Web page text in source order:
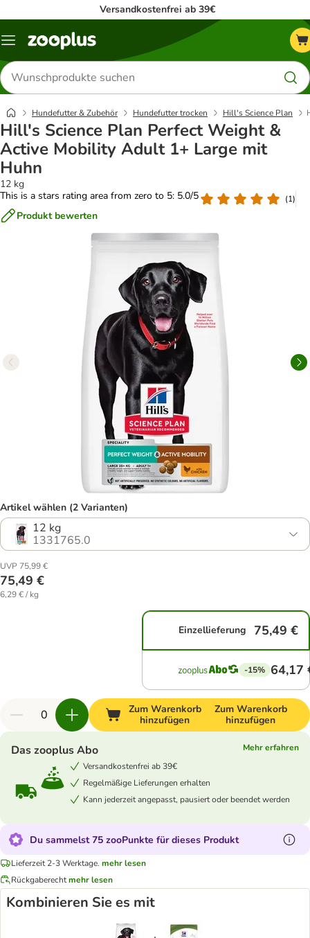
Versandkostenfrei ab 39€
Menü
Produkte
suchen
Hundefutter & Zubehör Hundefutter trocken Hill's Science Plan
Hill's Science Plan Perfect Weight &
Active Mobility Adult 1+ Large mit
Huhn
12 kg
This is a stars rating area from zero to 5: 5.0/5
(1)
Produkt bewerten
Artikel wählen (2 Varianten)
12 kg
1331765.0
UVP 75,99 €
75,49 €
6,29 € / kg
Einzellieferung 75,49 €
-15% 64,17
Zum Warenkorb
hinzufügen
Zum Warenkorb
hinzufügen
Das zooplus Abo
Mehr erfahren
Versandkostenfrei ab 39€
Regelmäßige Lieferungen erhalten
Kann jederzeit angepasst, pausiert oder beendet werden
Du sammelst 75 zooPunkte für dieses Produkt
Lieferzeit 2-3 Werktage. mehr lesen
Rückgaberechtmehr lesen
Kombinieren Sie es mit